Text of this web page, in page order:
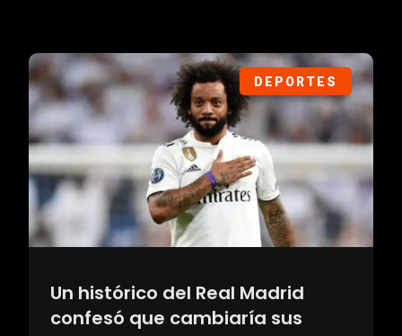
DEPORTES
Un histórico del Real Madrid
confesó que cambiaría sus